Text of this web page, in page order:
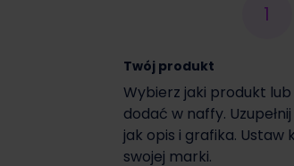
Włącz czasową
1
Twój produkt
Wybierz jaki produkt lub
dodać w naffy.
jak opis i grafika. Ustaw
swojej marki.